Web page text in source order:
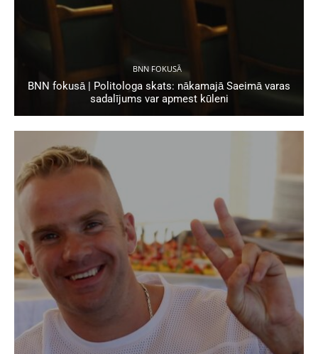
BNN FOKUSĀ
BNN fokusā | Politologa skats: nākamajā Saeimā varas
sadalījums var apmest kūleni